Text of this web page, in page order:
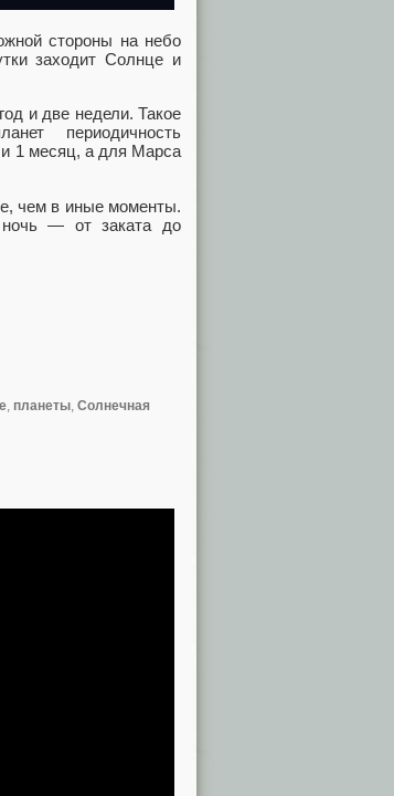
стороны на небо
заходит Солнце и
и две недели. Такое
периодичность
1 месяц, а для Марса
чем в иные моменты.
ночь — от заката до
, планеты, Солнечная